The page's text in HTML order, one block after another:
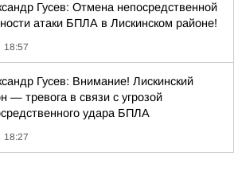
Гусев: Отмена непосредственной
атаки БПЛА в Лискинском районе!
18:57
Гусев: Внимание! Лискинский
— тревога в связи с угрозой
удара БПЛА
18:27